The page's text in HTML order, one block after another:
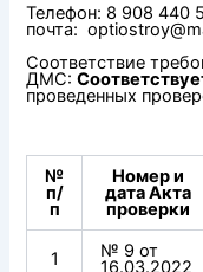
Телефон: 8 908 440
почта:
Соответствие
ДМС:
проведенных
№
п/
п
Номер и
дата Акта
проверки
1 № 9 от
16.03.2022